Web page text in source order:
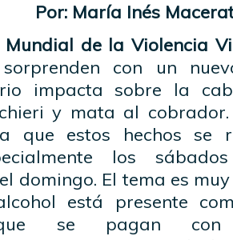
Por: María Inés
Mundial de la Violencia
con un
impacta sobre la
y mata al
que estos hechos se
los
domingo. El tema es
está presente
se pagan con